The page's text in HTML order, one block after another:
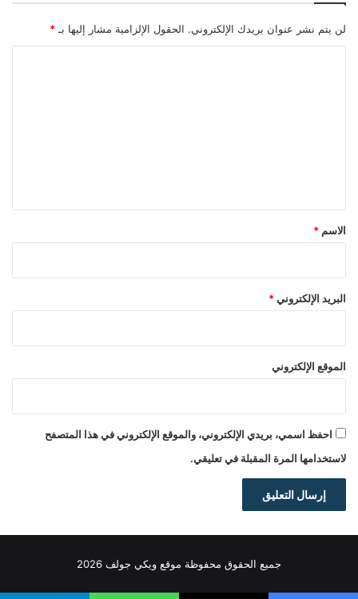
لن يتم نشر عنوان بريدك الإلكتروني. الحقول الإلزامية مشار إليها بـ *
*
الاسم *
البريد الإلكتروني *
الموقع الإلكتروني
احفظ اسمي، بريدي الإلكتروني، والموقع الإلكتروني في هذا المتصفح
لاستخدامها المرة المقبلة في تعليقي.
جميع الحقوق محفوظة موقع ويكي جولف 2026